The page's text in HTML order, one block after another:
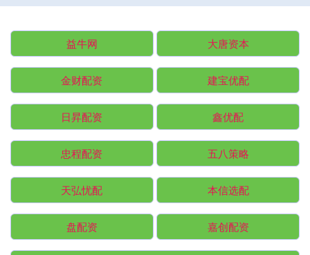
益牛网 大唐资本
金财配资 建宝优配
日昇配资 鑫优配
忠程配资 五八策略
天弘忧配 本信选配
盘配资 嘉创配资